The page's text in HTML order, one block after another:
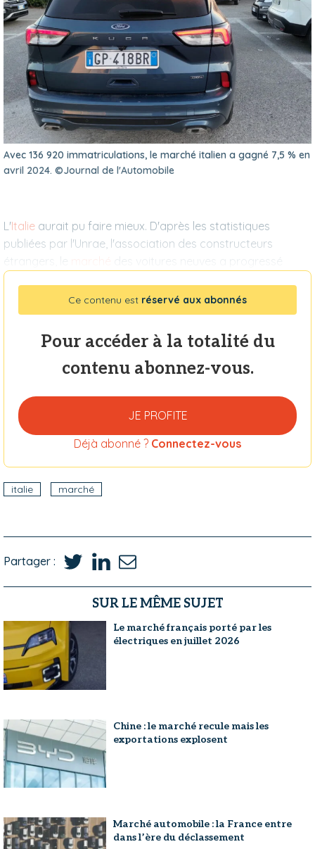
Avec 136 920 immatriculations, le marché italien a gagné 7,5 % en
avril 2024. ©Journal de l'Automobile
L'Italie aurait pu faire mieux. D'après les statistiques
publiées par l'Unrae, l'association des constructeurs
étrangers, le
des voitures neuves a progressé
Ce contenu est réservé aux abonnés
Pour accéder à la totalité du
contenu abonnez-vous.
JE PROFITE
Déjà abonné ? Connectez-vous
italie marché
Partager :
SUR LE MÊME SUJET
Le marché français porté par les
électriques en juillet 2026
Chine : le marché recule mais les
exportations explosent
Marché automobile : la France entre
dans l’ère du déclassement